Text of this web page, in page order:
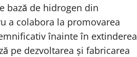
bază de hidrogen din
a colabora la promovarea
înainte în extinderea
pe dezvoltarea și fabricarea